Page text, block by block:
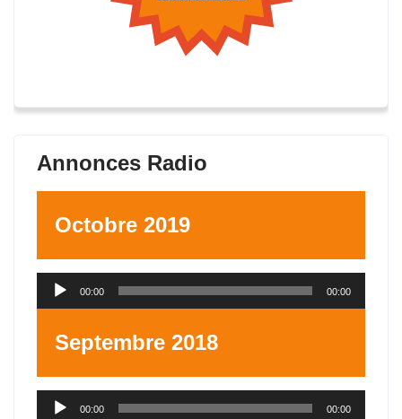
Annonces Radio
Octobre 2019
Lecteur
00:00 00:00
Septembre 2018
Lecteur
00:00 00:00